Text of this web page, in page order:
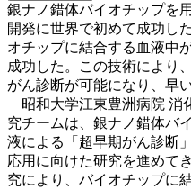
銀ナノ錯体バイオチップを
開発に世界で初めて成功し
オチップに結合する血液中
成功した。この技術により
がん診断が可能になり、早
昭和大学江東豊洲病院 消
究チームは、銀ナノ錯体バ
液による「超早期がん診断
応用に向けた研究を進めて
究により、バイオチップに